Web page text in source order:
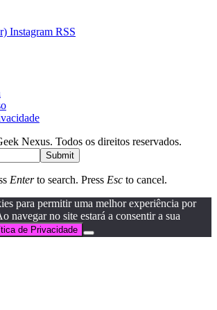
Instagram RSS
Nexus. Todos os direitos reservados.
Submit
Enterto search. Press Esc to cancel.
para permitir uma melhor experiência por
navegar no site estará a consentir a sua
de Privacidade